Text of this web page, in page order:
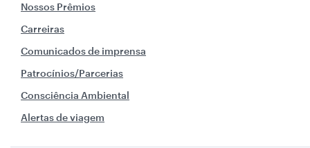
Nossos Prêmios
Carreiras
Comunicados de imprensa
Patrocínios/Parcerias
Consciência Ambiental
Alertas de viagem